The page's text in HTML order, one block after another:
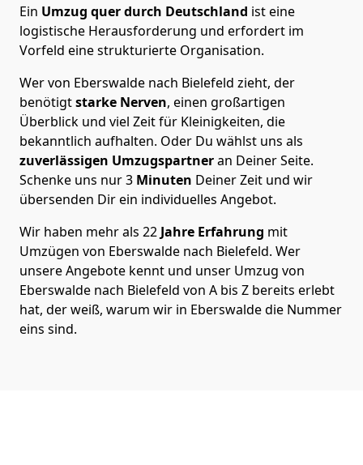
Ein Umzug quer durch Deutschland ist eine
logistische Herausforderung und erfordert im
Vorfeld eine strukturierte Organisation.
Wer von Eberswalde nach Bielefeld zieht, der
benötigtstarke Nerven, einen großartigen
Überblick und viel Zeit für Kleinigkeiten, die
bekanntlich aufhalten. Oder Du wählst uns als
zuverlässigen Umzugspartneran Deiner Seite.
Schenke uns nur3 Minuten Deiner Zeit und wir
übersenden Dir ein individuelles Angebot.
Wir haben mehr als 22 Jahre Erfahrung mit
Umzügen von Eberswalde nach Bielefeld. Wer
unsere Angebote kennt und unser Umzug von
Eberswalde nach Bielefeld von A bis Z bereits erlebt
hat, der weiß, warum wir in Eberswalde die Nummer
eins sind.